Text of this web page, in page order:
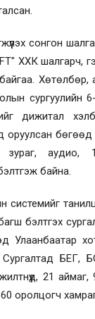
сонгон
XXК шалгарч,
Хөтөлбөр,
сургуулийн
дижитал
бөгөөд
зураг, аудио,
бэлтгэж байна.
бэлтгэх
Улаанбаатар
Сургалтад БЕГ,
21 аймаг,
60 оролцогч